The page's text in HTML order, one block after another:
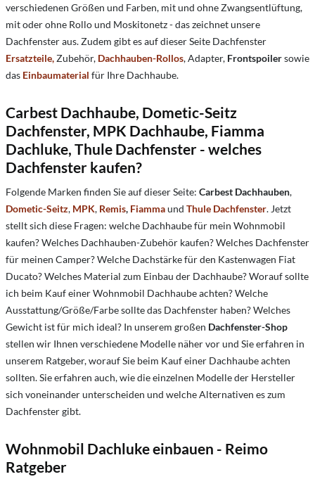
verschiedenen Größen und Farben, mit und ohne Zwangsentlüftung,
mit oder ohne Rollo und Moskitonetz- das zeichnet unsere
Dachfenster aus. Zudem gibt es auf dieser Seite Dachfenster
Ersatzteile,Zubehör, Dachhauben-Rollos, Adapter, Frontspoilersowie
das Einbaumaterial für Ihre Dachhaube.
Carbest Dachhaube, Dometic-Seitz
Dachfenster, MPK Dachhaube, Fiamma
Dachluke, Thule Dachfenster - welches
Dachfenster kaufen?
Folgende Marken finden Sie auf dieser Seite: Carbest Dachhauben,
Dometic-Seitz, MPK, Remis, Fiammaund Thule Dachfenster. Jetzt
stellt sich diese Fragen: welche Dachhaube für mein Wohnmobil
kaufen? Welches Dachhauben-Zubehör kaufen? Welches Dachfenster
für meinen Camper? Welche Dachstärke für den Kastenwagen Fiat
Ducato? Welches Material zum Einbau der Dachhaube? Worauf sollte
ich beim Kauf einer Wohnmobil Dachhaube achten? Welche
Ausstattung/Größe/Farbe sollte das Dachfenster haben? Welches
Gewicht ist für mich ideal? In unserem großen Dachfenster-Shop
stellen wir Ihnen verschiedene Modelle näher vor und Sie erfahren in
unserem Ratgeber, worauf Sie beim Kauf einer Dachhaube achten
sollten. Sie erfahren auch, wie die einzelnen Modelle der Hersteller
sich voneinander unterscheiden und welche Alternativen es zum
Dachfenster gibt.
Wohnmobil Dachluke einbauen - Reimo
Ratgeber